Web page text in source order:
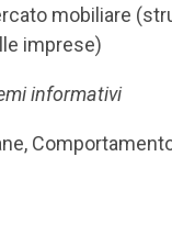
mobiliare
imprese)
informativi